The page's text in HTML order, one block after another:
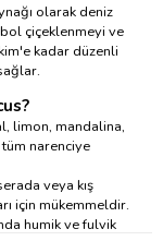
olarak deniz
çiçeklenmeyi ve
kadar düzenli
limon, mandalina,
narenciye
veya kış
için mükemmeldir.
humik ve fulvik